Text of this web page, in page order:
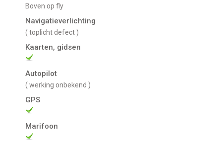
Boven op fly
Navigatieverlichting
( toplicht defect )
Kaarten, gidsen
Autopilot
( werking onbekend )
GPS
Marifoon